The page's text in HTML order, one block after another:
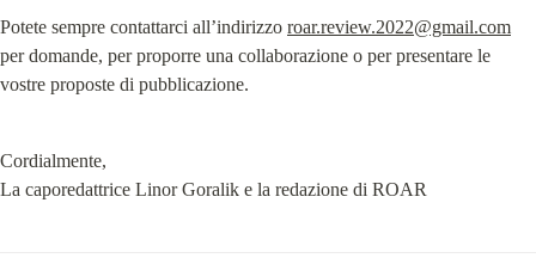
Potete sempre contattarci all’indirizzo roar.review.2022@gmail.com
per domande, per proporre una collaborazione o per presentare le
vostre proposte di pubblicazione.
Cordialmente,
La caporedattrice Linor Goralik e la redazione di ROAR